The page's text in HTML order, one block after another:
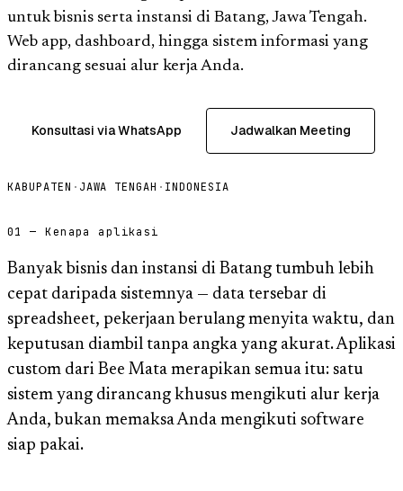
untuk bisnis serta instansi di Batang, Jawa Tengah.
Web app, dashboard, hingga sistem informasi yang
dirancang sesuai alur kerja Anda.
Konsultasi via WhatsApp Jadwalkan Meeting
KABUPATEN · JAWA TENGAH · INDONESIA
01 — Kenapa aplikasi
Banyak bisnis dan instansi di Batang tumbuh lebih
cepat daripada sistemnya — data tersebar di
spreadsheet, pekerjaan berulang menyita waktu, dan
keputusan diambil tanpa angka yang akurat. Aplikasi
custom dari Bee Mata merapikan semua itu: satu
sistem yang dirancang khusus mengikuti alur kerja
Anda, bukan memaksa Anda mengikuti software
siap pakai.